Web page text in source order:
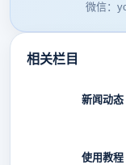
微信：
相关栏目
新闻动态
使用教程